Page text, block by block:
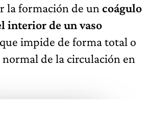
la formación de un coágulo
interior de un vaso
impide de forma total o
de la circulación en